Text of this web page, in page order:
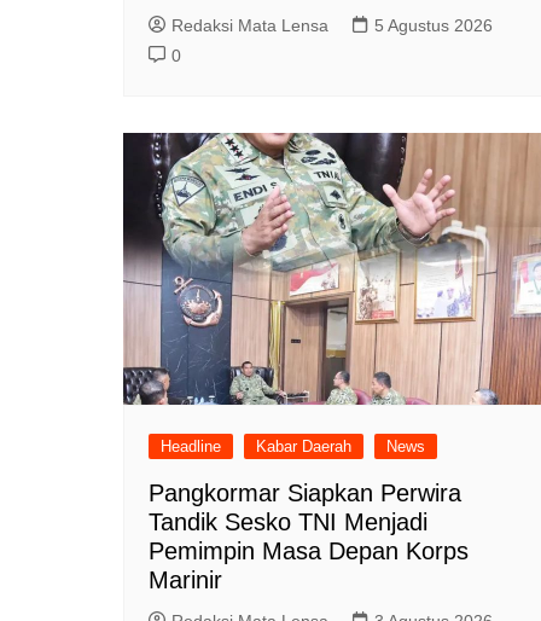
Redaksi Mata Lensa
5 Agustus 2026
0
Headline Kabar Daerah News
Pangkormar Siapkan Perwira
Tandik Sesko TNI Menjadi
Pemimpin Masa Depan Korps
Marinir